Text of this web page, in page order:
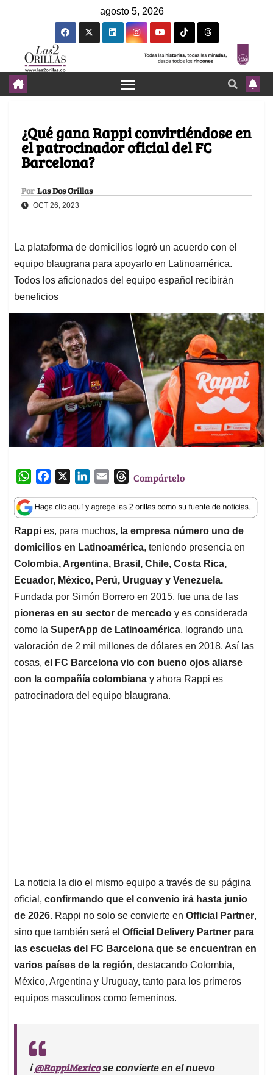
agosto 5, 2026
¿Qué gana Rappi convirtiéndose en
el patrocinador oficial del FC
Barcelona?
Por Las Dos Orillas
OCT 26, 2023
La plataforma de domicilios logró un acuerdo con el
equipo blaugrana para apoyarlo en Latinoamérica.
Todos los aficionados del equipo español recibirán
beneficios
W
a
t
s
A
p
p
c
e
b
o
o
k
n
k
e
d
I
n
a
i
l
T
r
e
a
d
s
Compártelo
Rappi es, para muchos, la empresa número uno de
domicilios en Latinoamérica, teniendo presencia en
Colombia, Argentina, Brasil, Chile, Costa Rica,
Ecuador, México, Perú, Uruguay y Venezuela.
Fundada por Simón Borrero en 2015, fue una de las
pioneras en su sector de mercado y es considerada
como la SuperApp de Latinoamérica, logrando una
valoración de 2 mil millones de dólares en 2018. Así las
cosas, el FC Barcelona vio con bueno ojos aliarse
con la compañía colombiana y ahora Rappi es
patrocinadora del equipo blaugrana.
La noticia la dio el mismo equipo a través de su página
oficial, confirmando que el convenio irá hasta junio
de 2026. Rappi no solo se convierte en Official Partner,
sino que también será el Official Delivery Partner para
las escuelas del FC Barcelona que se encuentran en
varios países de la región, destacando Colombia,
México, Argentina y Uruguay, tanto para los primeros
equipos masculinos como femeninos.
ℹ@RappiMexicose convierte en el nuevo